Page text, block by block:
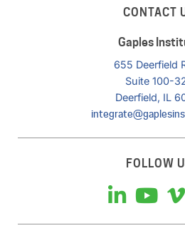
CONTACT
Gaples
655 Deerfield
Suite 100-
Deerfield, IL
FOLLOW